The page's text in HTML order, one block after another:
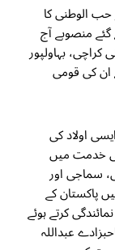
الوطنی کا
منصوبے آج
کراچی، بہاولپور
ان کی قومی
اولاد کی
خدمت میں
سماجی اور
پاکستان کے
کرتے ہوئے
عبداللہ